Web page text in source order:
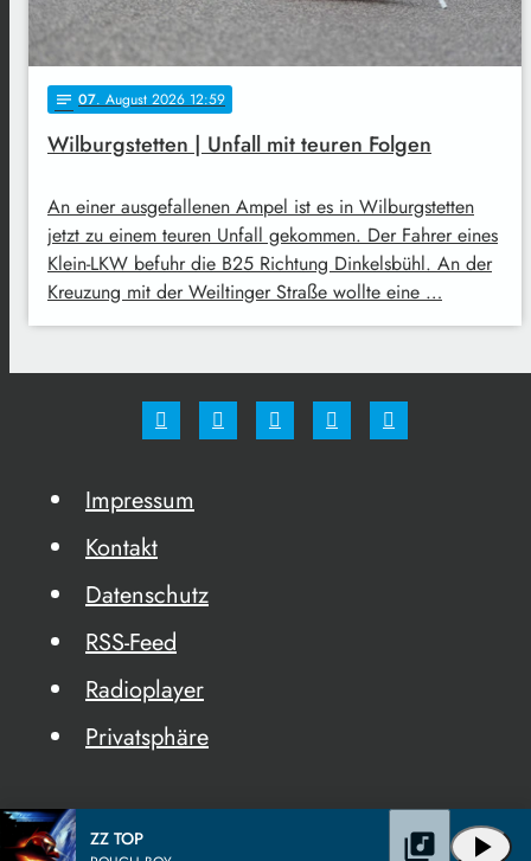
notes 07. August 2026 12:59
Wilburgstetten | Unfall mit teuren Folgen
An einer ausgefallenen Ampel ist es in Wilburgstetten
jetzt zu einem teuren Unfall gekommen. Der Fahrer eines
Klein-LKW befuhr die B25 Richtung Dinkelsbühl. An der
Kreuzung mit der Weiltinger Straße wollte eine …
Impressum
Kontakt
Datenschutz
RSS-Feed
Radioplayer
Privatsphäre
ZZ TOP play_arrow
library_music